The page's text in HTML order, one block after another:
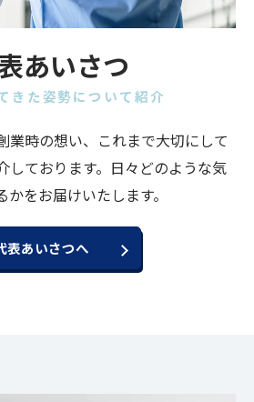
あいさつ
きた姿勢について紹介
業時の想い、これまで大切にして
しております。日々どのような気
をお届けいたします。
表あいさつへ